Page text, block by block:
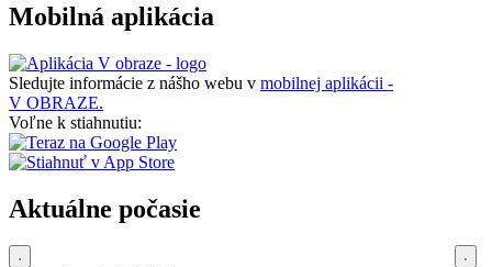
Mobilná aplikácia
Sledujte informácie z nášho webu v mobilnej aplikácii -
V OBRAZE.
Voľne k stiahnutiu:
Aktuálne počasie